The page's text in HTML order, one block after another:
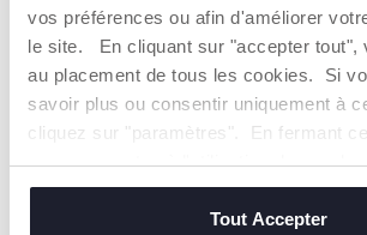
vos préférences ou afin d'améliorer
le site. En cliquant sur "accepter tout",
au placement de tous les cookies. Si
savoir plus ou consentir uniquement à
cliquez sur "paramètres". En fermant
vous consentez à l'utilisation des seuls
techniques, qui sont essentiels au
Tout Accepter
TOUT COMMENCE
Les sucettes Chicco
PhysioForma
entraînent toutes les
fonctions vitales de la
croissance saine : la
respiration, la succion,
EST UNE
CHICCO
design
favoriser